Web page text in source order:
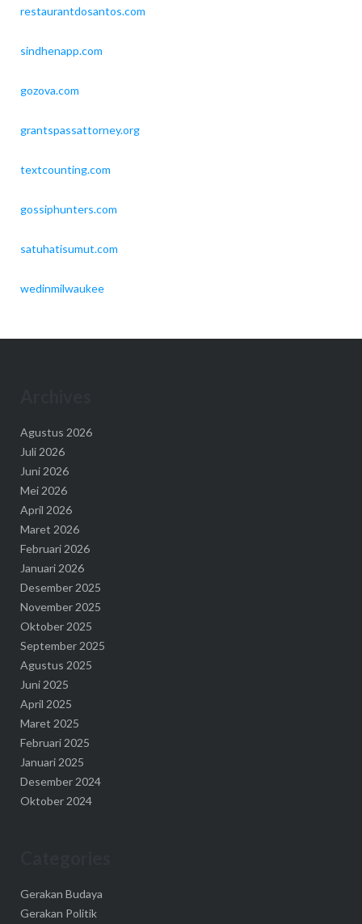
restaurantdosantos.com
sindhenapp.com
gozova.com
grantspassattorney.org
textcounting.com
gossiphunters.com
satuhatisumut.com
wedinmilwaukee
Agustus 2026
Juli 2026
Juni 2026
Mei 2026
April 2026
Maret 2026
Februari 2026
Januari 2026
Desember 2025
November 2025
Oktober 2025
September 2025
Agustus 2025
Juni 2025
April 2025
Maret 2025
Februari 2025
Januari 2025
Desember 2024
Oktober 2024
Gerakan Budaya
Gerakan Politik